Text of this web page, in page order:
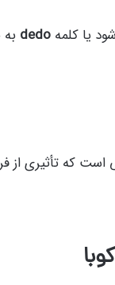
یا کلمه dedo
که تأثیری از